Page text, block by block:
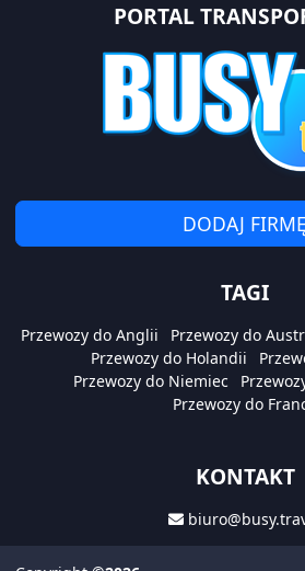
PORTAL
DODAJ FIRMĘ
TAGI
Przewozy do Anglii Przewozy do
Przewozy do Holandii
Przewozy do Niemiec
Przewozy do
KONTAKT